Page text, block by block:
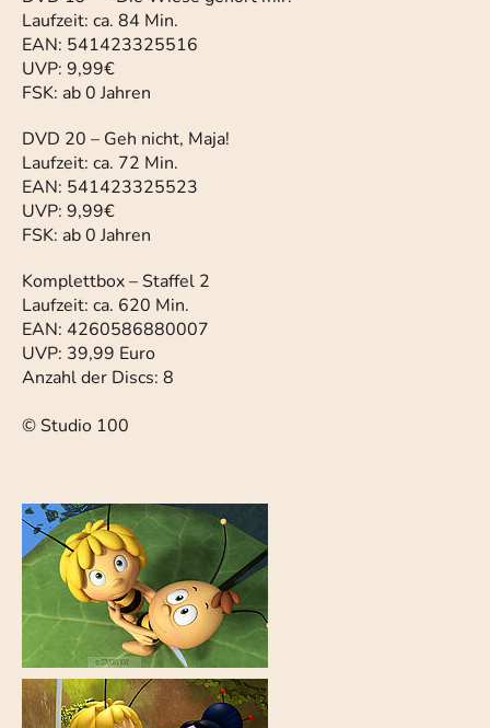
Laufzeit: ca. 84 Min.
EAN: 541423325516
UVP: 9,99€
FSK: ab 0 Jahren
DVD 20 – Geh nicht, Maja!
Laufzeit: ca. 72 Min.
EAN: 541423325523
UVP: 9,99€
FSK: ab 0 Jahren
Komplettbox – Staffel 2
Laufzeit: ca. 620 Min.
EAN: 4260586880007
UVP: 39,99 Euro
Anzahl der Discs: 8
© Studio 100